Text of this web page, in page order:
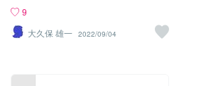
' Ｙ ' Const PRL
LSWID = 24 '描画幅 Const
PRLLSHEI = 24 '描画高さ '
9
大久保 雄一 2022/09/04